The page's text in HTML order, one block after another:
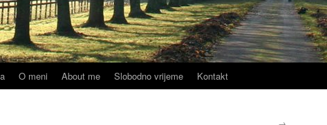
O meni About me Slobodno vrijeme Kontakt
→